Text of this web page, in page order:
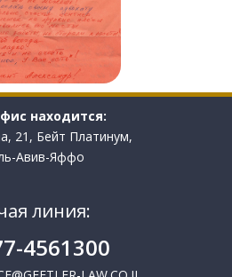
находится:
21, Бейт Платинум,
Авив-Яффо
линия:
4561300